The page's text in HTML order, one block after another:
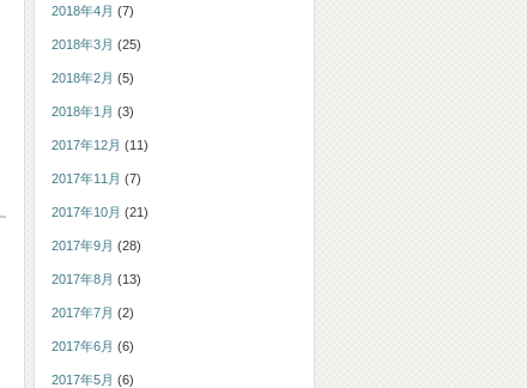
2018年4月 (7)
2018年3月 (25)
2018年2月 (5)
2018年1月 (3)
2017年12月 (11)
2017年11月 (7)
2017年10月 (21)
2017年9月 (28)
2017年8月 (13)
2017年7月 (2)
2017年6月 (6)
2017年5月 (6)